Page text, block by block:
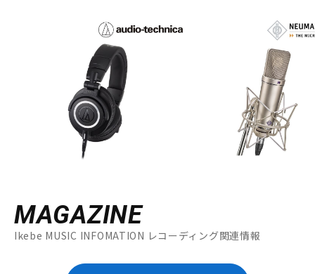
MAGAZINE
Ikebe MUSIC INFOMATION レコーディング関連情報